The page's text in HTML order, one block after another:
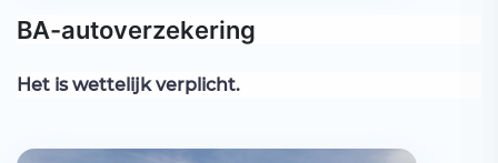
BA-autoverzekering
Het is wettelijk verplicht.